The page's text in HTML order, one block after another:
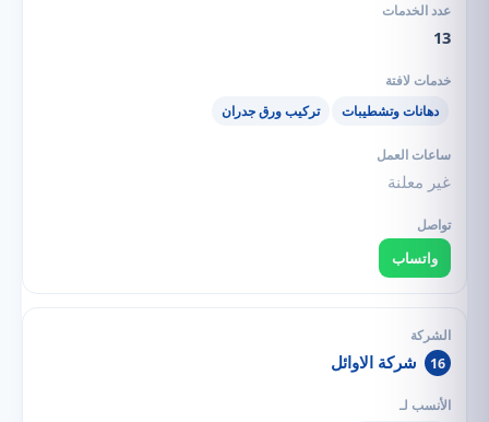
13
دهانات وتشطيبات تركيب ورق جدران
غير معلنة
واتساب
16 شركة الاوائل